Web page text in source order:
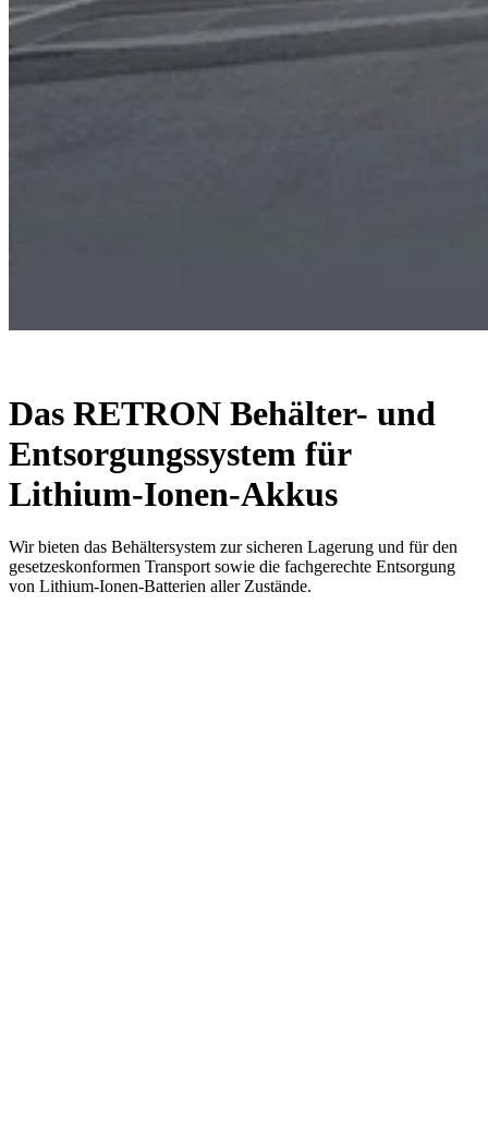
Das RETRON Behälter- und
Entsorgungssystem für
Lithium-Ionen-Akkus
Wir bieten das Behältersystem zur sicheren Lagerung und für den
gesetzeskonformen Transport sowie die fachgerechte Entsorgung
von Lithium-Ionen-Batterien aller Zustände.